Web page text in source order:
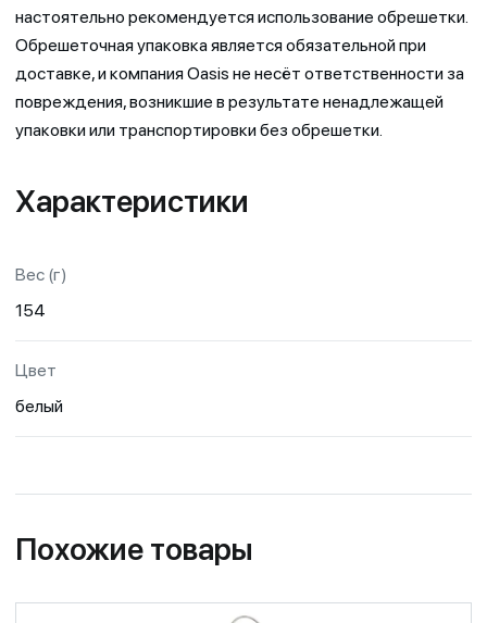
настоятельно рекомендуется использование обрешетки.
Обрешеточная упаковка является обязательной при
доставке, и компания Oasis не несёт ответственности за
повреждения, возникшие в результате ненадлежащей
упаковки или транспортировки без обрешетки.
Характеристики
Вес (г)
154
Цвет
белый
Похожие товары